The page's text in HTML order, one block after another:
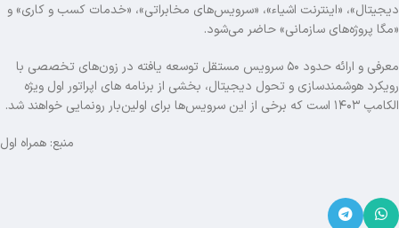
دیجیتال»، «اینترنت اشیاء»، «سرویس‌های مخابراتی»، «خدمات کسب و کاری» و
«مگا پروژه‌های سازمانی» حاضر می‌شود.
معرفی و ارائه حدود ۵۰ سرویس مستقل توسعه یافته در زون‌های تخصصی با
رویکرد هوشمندسازی و تحول دیجیتال، بخشی از برنامه های اپراتور اول ویژه
الکامپ ۱۴۰۳ است که برخی از این سرویس‌ها برای اولین‌بار رونمایی خواهند شد.
منبع: همراه اول